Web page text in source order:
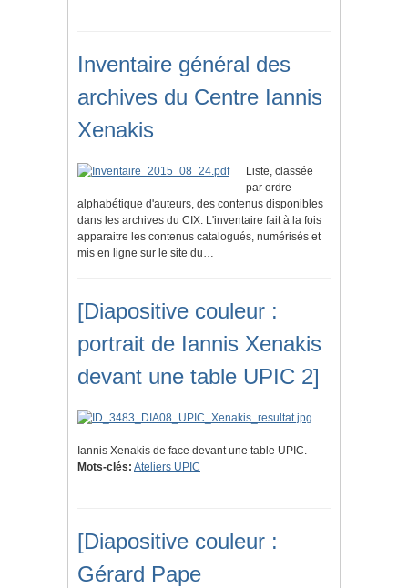
Inventaire général des
archives du Centre Iannis
Xenakis
Liste, classée
par ordre
alphabétique d'auteurs, des contenus disponibles
dans les archives du CIX. L'inventaire fait à la fois
apparaitre les contenus catalogués, numérisés et
mis en ligne sur le site du…
[Diapositive couleur :
portrait de Iannis Xenakis
devant une table UPIC 2]
Iannis Xenakis de face devant une table UPIC.
Mots-clés: Ateliers UPIC
[Diapositive couleur :
Gérard Pape